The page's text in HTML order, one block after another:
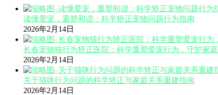
读懂爱宠，重塑和谐：科学矫正宠物问题行为指南
2026年2月14日
长春宠物猫行为矫正医院：科学重塑爱宠行为，守护家
2026年2月14日
关于猫咪行为问题的科学矫正与家庭关系重建指南
2026年2月14日